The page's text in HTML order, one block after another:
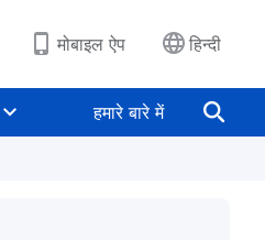
मोबाइल ऐप हिन्दी
हमारे बारे में
करके ही तुम परमेश्वर में
विश्वास कर सकते हो